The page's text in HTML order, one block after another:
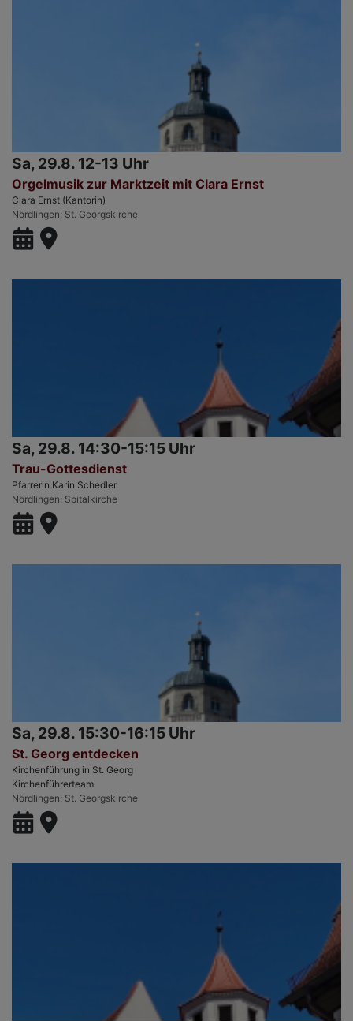
Sa, 29.8. 12-13 Uhr
Orgelmusik zur Marktzeit mit Clara Ernst
Clara Ernst (Kantorin)
Nördlingen St. Georgskirche
Sa, 29.8. 14:30-15:15 Uhr
Trau-Gottesdienst
Pfarrerin Karin Schedler
Nördlingen Spitalkirche
Sa, 29.8. 15:30-16:15 Uhr
St. Georg entdecken
Kirchenführung in St. Georg
Kirchenführerteam
Nördlingen St. Georgskirche